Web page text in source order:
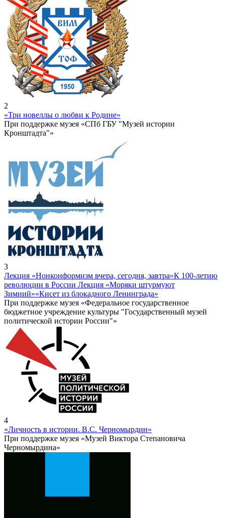
2
«Три новеллы о любви к Родине»
При поддержке музея «СПб ГБУ "Музей истории
Кронштадта"»
3
Лекция «Нонконформизм вчера, сегодня, завтра»К 100-летию
революции в России Лекция «Моряки штурмуют
Зимний»«Кисет из блокадного Ленинграда»
При поддержке музея «Федеральное государственное
бюджетное учреждение культуры "Государственный музей
политической истории России"»
4
«Личность в истории. В.С. Черномырдин»
При поддержке музея «Музей Виктора Степановича
Черномырдина»